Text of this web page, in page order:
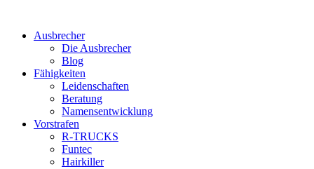
Ausbrecher
Die Ausbrecher
Blog
Fähigkeiten
Leidenschaften
Beratung
Namensentwicklung
Vorstrafen
R-TRUCKS
Funtec
Hairkiller